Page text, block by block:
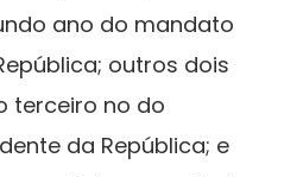
ano do mandato
outros dois
terceiro no do
da República; e